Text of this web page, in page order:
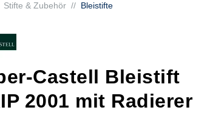
Stifte & Zubehör // Bleistifte
Castell Bleistift
2001 mit Radierer